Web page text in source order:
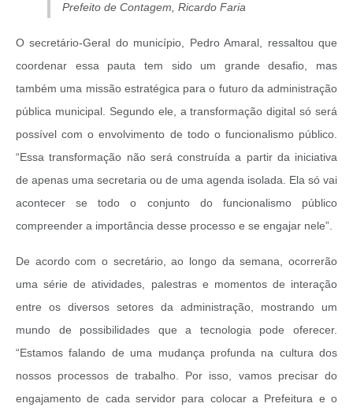
Prefeito de Contagem, Ricardo Faria
O secretário-Geral do município, Pedro Amaral, ressaltou que
coordenar essa pauta tem sido um grande desafio, mas
também uma missão estratégica para o futuro da administração
pública municipal. Segundo ele, a transformação digital só será
possível com o envolvimento de todo o funcionalismo público.
“Essa transformação não será construída a partir da iniciativa
de apenas uma secretaria ou de uma agenda isolada. Ela só vai
acontecer se todo o conjunto do funcionalismo público
compreender a importância desse processo e se engajar nele”.
De acordo com o secretário, ao longo da semana, ocorrerão
uma série de atividades, palestras e momentos de interação
entre os diversos setores da administração, mostrando um
mundo de possibilidades que a tecnologia pode oferecer.
“Estamos falando de uma mudança profunda na cultura dos
nossos processos de trabalho. Por isso, vamos precisar do
engajamento de cada servidor para colocar a Prefeitura e o